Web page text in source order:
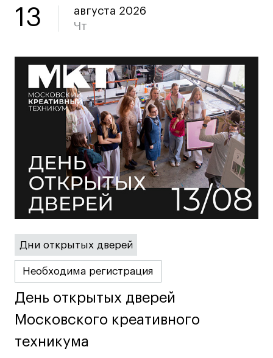
© 2026 БВШД
Публичная оферта
Условия возврата
Лицензия на осуществление образовательной
деятельности АНО ВО «Универсальный
Университет»
Карта сайта
13
августа 2026
Чт
Дни открытых дверей
Необходима регистрация
День открытых дверей
Московского креативного
техникума
День открытых дверей
Московского креативного
техникума